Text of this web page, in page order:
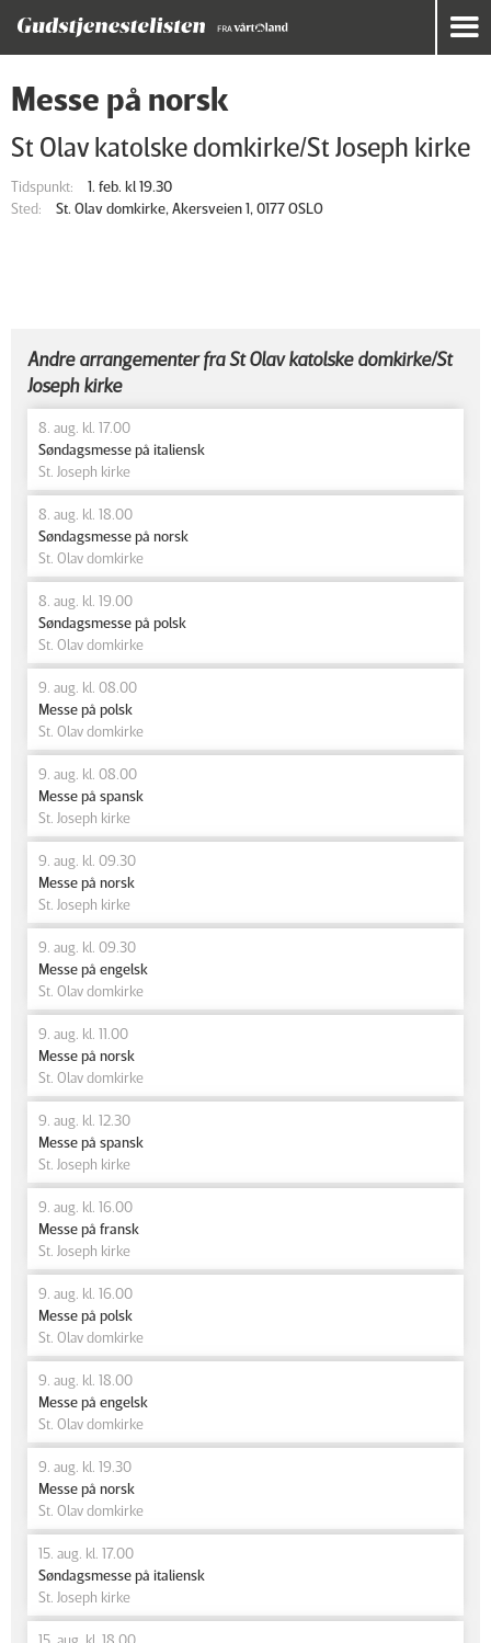
Messe på norsk
St Olav katolske domkirke/St Joseph kirke
Tidspunkt:
1. feb. kl 19.30
Sted:
St. Olav domkirke, Akersveien 1, 0177 OSLO
Andre arrangementer fra St Olav katolske domkirke/St
Joseph kirke
8. aug. kl. 17.00
Søndagsmesse på italiensk
St. Joseph kirke
8. aug. kl. 18.00
Søndagsmesse på norsk
St. Olav domkirke
8. aug. kl. 19.00
Søndagsmesse på polsk
St. Olav domkirke
9. aug. kl. 08.00
Messe på polsk
St. Olav domkirke
9. aug. kl. 08.00
Messe på spansk
St. Joseph kirke
9. aug. kl. 09.30
Messe på norsk
St. Joseph kirke
9. aug. kl. 09.30
Messe på engelsk
St. Olav domkirke
9. aug. kl. 11.00
Messe på norsk
St. Olav domkirke
9. aug. kl. 12.30
Messe på spansk
St. Joseph kirke
9. aug. kl. 16.00
Messe på fransk
St. Joseph kirke
9. aug. kl. 16.00
Messe på polsk
St. Olav domkirke
9. aug. kl. 18.00
Messe på engelsk
St. Olav domkirke
9. aug. kl. 19.30
Messe på norsk
St. Olav domkirke
15. aug. kl. 17.00
Søndagsmesse på italiensk
St. Joseph kirke
15. aug. kl. 18.00